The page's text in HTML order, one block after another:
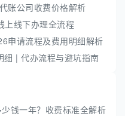
账公司收费价格解析
上线下办理全流程
申请流程及费用明细解析
| 代办流程与避坑指南
钱一年？收费标准全解析